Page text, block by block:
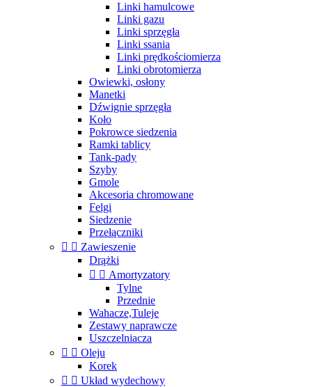
Linki hamulcowe
Linki gazu
Linki sprzęgła
Linki ssania
Linki prędkościomierza
Linki obrotomierza
Owiewki, osłony
Manetki
Dźwignie sprzęgła
Koło
Pokrowce siedzenia
Ramki tablicy
Tank-pady
Szyby
Gmole
Akcesoria chromowane
Felgi
Siedzenie
Przełączniki
  Zawieszenie
Drążki
  Amortyzatory
Tylne
Przednie
Wahacze,Tuleje
Zestawy naprawcze
Uszczelniacza
  Oleju
Korek
  Układ wydechowy